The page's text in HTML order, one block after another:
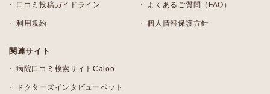
口コミ投稿ガイドライン よくあるご質問（FAQ）
利用規約 個人情報保護方針
関連サイト
病院口コミ検索サイトCaloo
ドクターズインタビューペット